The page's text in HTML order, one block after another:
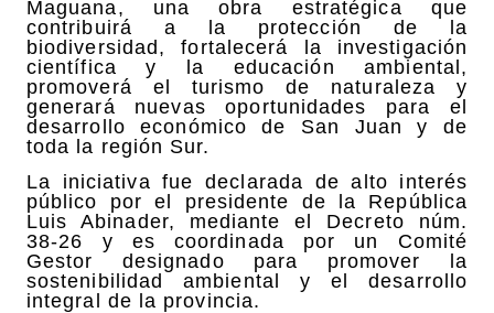
Maguana, una obra estratégica que
contribuirá a la protección de la
biodiversidad, fortalecerá la investigación
científica y la educación ambiental,
promoverá el turismo de naturaleza y
generará nuevas oportunidades para el
desarrollo económico de San Juan y de
toda la región Sur.
La iniciativa fue declarada de alto interés
público por el presidente de la República
Luis Abinader, mediante el Decreto núm.
38-26 y es coordinada por un Comité
Gestor designado para promover la
sostenibilidad ambiental y el desarrollo
integral de la provincia.